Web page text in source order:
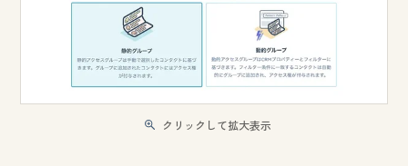
クリックして拡大表示